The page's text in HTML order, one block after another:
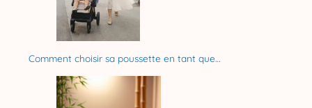
Comment choisir sa poussette en tant que…